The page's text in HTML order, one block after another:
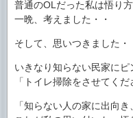
普通のOLだった私は悟り
一晩、考えました・・
そして、思いつきました・
いきなり知らない民家にピ
「トイレ掃除をさせてくだ
「知らない人の家に出向